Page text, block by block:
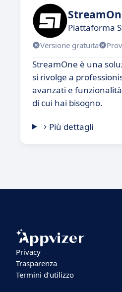
Piattaforma
Versione gratuita
StreamOne è una
si rivolge a
avanzati e
di cui hai bisogno.
Più dettagli
Privacy
Trasparenza
Termini d'utilizzo